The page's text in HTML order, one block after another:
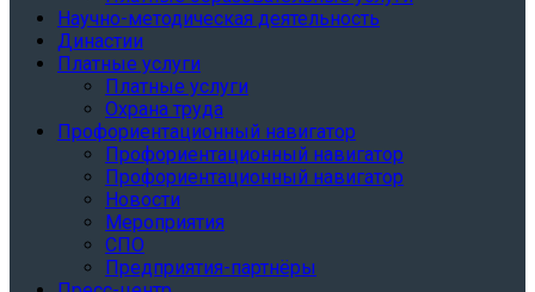
Научно-методическая деятельность
Династии
Платные услуги
Платные услуги
Охрана труда
Профориентационный навигатор
Профориентационный навигатор
Профориентационный навигатор
Новости
Мероприятия
СПО
Предприятия-партнёры